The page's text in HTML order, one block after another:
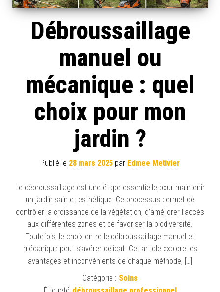
Débroussaillage
manuel ou
mécanique : quel
choix pour mon
jardin ?
Publié le 28 mars 2025 par Edmee Metivier
Le débroussaillage est une étape essentielle pour maintenir
un jardin sain et esthétique. Ce processus permet de
contrôler la croissance de la végétation, d’améliorer l’accès
aux différentes zones et de favoriser la biodiversité.
Toutefois, le choix entre le débroussaillage manuel et
mécanique peut s’avérer délicat. Cet article explore les
avantages et inconvénients de chaque méthode, […]
Catégorie : Soins